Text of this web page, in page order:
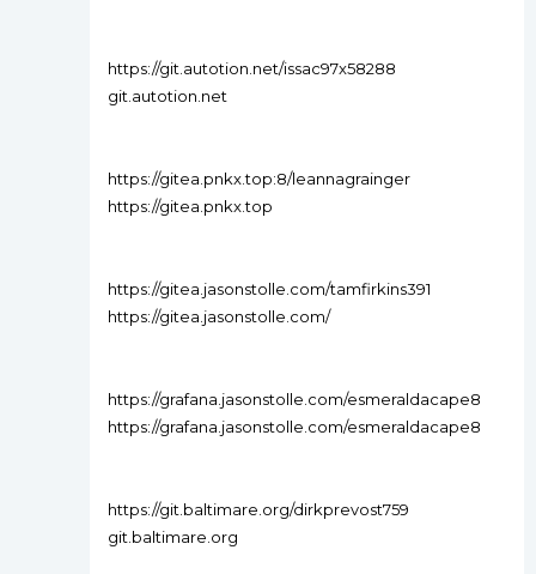
https://git.autotion.net/issac97x58288
git.autotion.net
https://gitea.pnkx.top:8/leannagrainger
https://gitea.pnkx.top
https://gitea.jasonstolle.com/tamfirkins391
https://gitea.jasonstolle.com/
https://grafana.jasonstolle.com/esmeraldacape8
https://grafana.jasonstolle.com/esmeraldacape8
https://git.baltimare.org/dirkprevost759
git.baltimare.org